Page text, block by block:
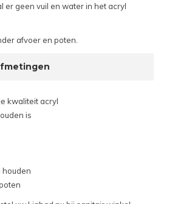
er geen vuil en water in het acryl
afvoer en poten.
kwaliteit acryl
is
houden